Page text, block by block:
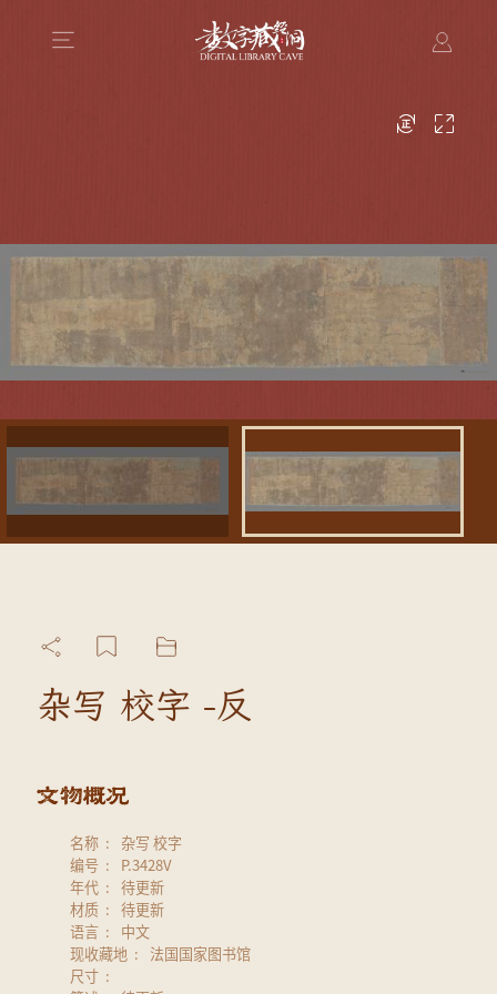
杂写 校字 -反
名称
杂写 校字
编号
P.3428V
年代
待更新
材质
待更新
语言
中文
现收藏地
法国国家图书馆
尺寸